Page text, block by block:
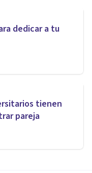
dedicar a tu
tienen
pareja